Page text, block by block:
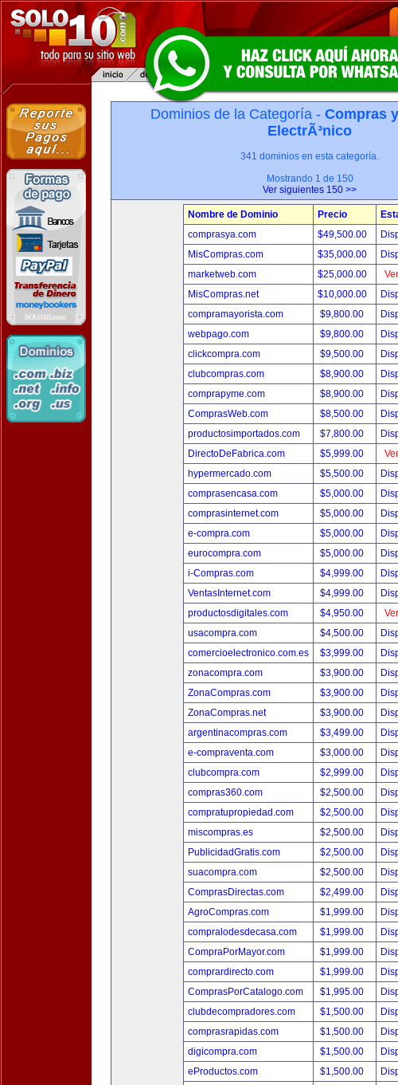
Dominios de la Categoría - Compras
ElectrÃ³nico
341 dominios en esta categoría.
Mostrando 1 de 150
Ver siguientes 150 >>
Nombre de Dominio Precio
comprasya.com
$49,500.00
MisCompras.com
$35,000.00
marketweb.com
$25,000.00
MisCompras.net
$10,000.00
compramayorista.com
$9,800.00
webpago.com
$9,800.00
clickcompra.com
$9,500.00
clubcompras.com
$8,900.00
comprapyme.com
$8,900.00
ComprasWeb.com
$8,500.00
productosimportados.com
$7,800.00
DirectoDeFabrica.com
$5,999.00
hypermercado.com
$5,500.00
comprasencasa.com
$5,000.00
comprasinternet.com
$5,000.00
e-compra.com
$5,000.00
eurocompra.com
$5,000.00
i-Compras.com
$4,999.00
VentasInternet.com
$4,999.00
productosdigitales.com
$4,950.00
usacompra.com
$4,500.00
comercioelectronico.com.es
$3,999.00
zonacompra.com
$3,900.00
ZonaCompras.com
$3,900.00
ZonaCompras.net
$3,900.00
argentinacompras.com
$3,499.00
e-compraventa.com
$3,000.00
clubcompra.com
$2,999.00
compras360.com
$2,500.00
compratupropiedad.com
$2,500.00
miscompras.es
$2,500.00
PublicidadGratis.com
$2,500.00
suacompra.com
$2,500.00
ComprasDirectas.com
$2,499.00
AgroCompras.com
$1,999.00
compralodesdecasa.com
$1,999.00
CompraPorMayor.com
$1,999.00
comprardirecto.com
$1,999.00
ComprasPorCatalogo.com
$1,995.00
clubdecompradores.com
$1,500.00
comprasrapidas.com
$1,500.00
digicompra.com
$1,500.00
eProductos.com
$1,500.00